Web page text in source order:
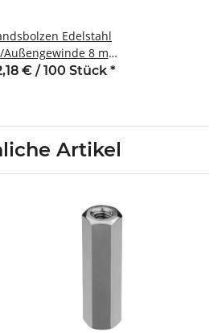
Edelstahl
8 mm
M3 SW5,5 AG 6
€ / 100 Stück *
Artikel